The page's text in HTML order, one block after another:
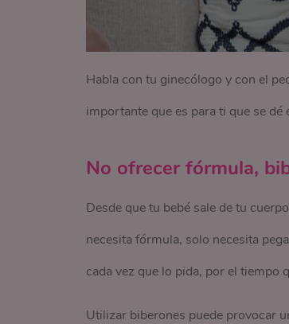
Habla con tu ginecólogo y con el
importante que es para ti que se
No ofrecer fórmula,
Desde que tu bebé sale de tu
necesita fórmula, solo necesita
cada vez que lo pida, por el tiempo
Utilizar biberones puede provocar